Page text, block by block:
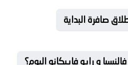
صافرة البداية
و رايو فاييكانو اليوم؟